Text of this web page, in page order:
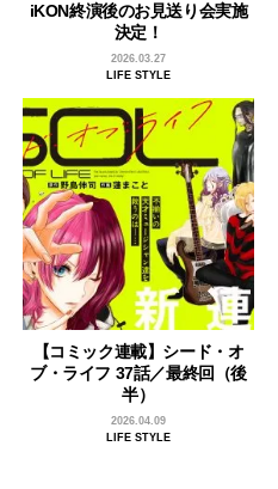
iKON終演後のお見送り会実施
決定！
2026.03.27
LIFE STYLE
【コミック連載】シード・オ
ブ・ライフ 37話／最終回（後
半）
2026.04.09
LIFE STYLE